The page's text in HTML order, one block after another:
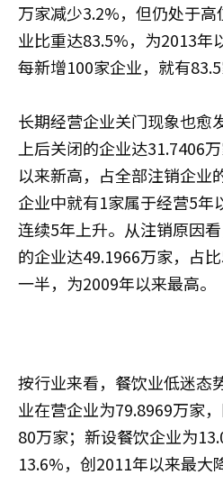
万家减少3.2%，但仍处于
业比重达83.5%，为2013年
每新增100家企业，就有83.5
长期经营企业关门现象也愈
上后关闭的企业达31.7406
以来新高，占全部注销企业
企业中就有1家属于经营5年
连续5年上升。从注销原因
的企业达49.1966万家，占
一半，为2009年以来最高。
按行业来看，餐饮业低迷态
业在营企业为79.8969万家
80万家；新设餐饮企业为
13.6%，创2011年以来最大